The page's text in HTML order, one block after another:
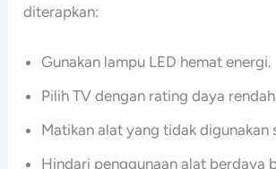
diterapkan:
Gunakan lampu LED hemat energi.
Pilih TV dengan rating daya
Matikan alat yang tidak digunakan
Hindari penggunaan alat berdaya